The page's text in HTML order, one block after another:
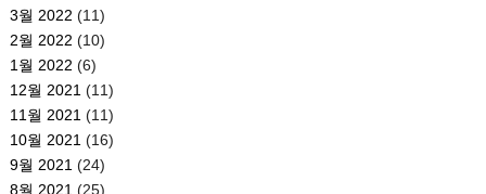
3월 2022 (11)
2월 2022 (10)
1월 2022 (6)
12월 2021 (11)
11월 2021 (11)
10월 2021 (16)
9월 2021 (24)
8월 2021 (25)